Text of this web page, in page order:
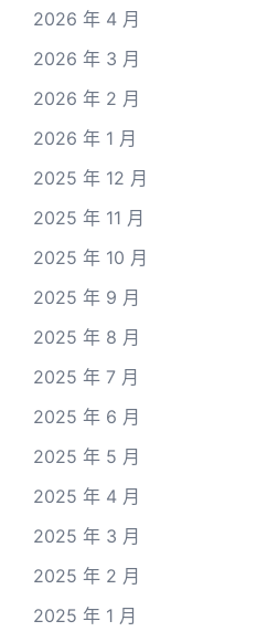
2026 年 4 月
2026 年 3 月
2026 年 2 月
2026 年 1 月
2025 年 12 月
2025 年 11 月
2025 年 10 月
2025 年 9 月
2025 年 8 月
2025 年 7 月
2025 年 6 月
2025 年 5 月
2025 年 4 月
2025 年 3 月
2025 年 2 月
2025 年 1 月